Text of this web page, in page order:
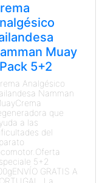
Muay
5+2
Analgésico
Namman
que
a las
del
5+2
GRATIS A
La